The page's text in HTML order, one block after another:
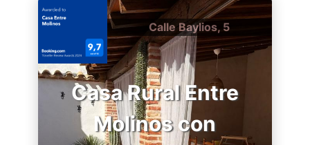
Calle Baylios, 5
Casa Rural Entre
Molinos con